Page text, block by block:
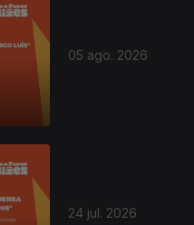
05 ago. 2026
24 jul. 2026